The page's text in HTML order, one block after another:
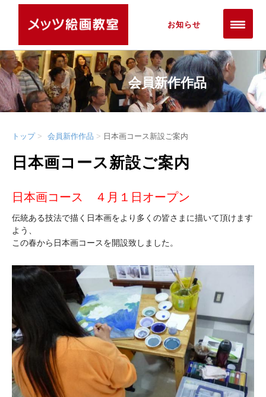
お知らせ
会員新作作品
トップ 会員新作作品 日本画コース新設ご案内
日本画コース新設ご案内
日本画コース ４月１日オープン
伝統ある技法で描く日本画をより多くの皆さまに描いて頂けます
よう、
この春から日本画コースを開設致しました。